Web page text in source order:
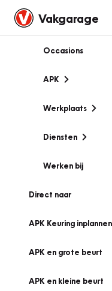
Vakgarage
Occasions
APK
Werkplaats
Diensten
Werken bij
Direct naar
APK Keuring inplannen
APK en grote beurt
APK en kleine beurt